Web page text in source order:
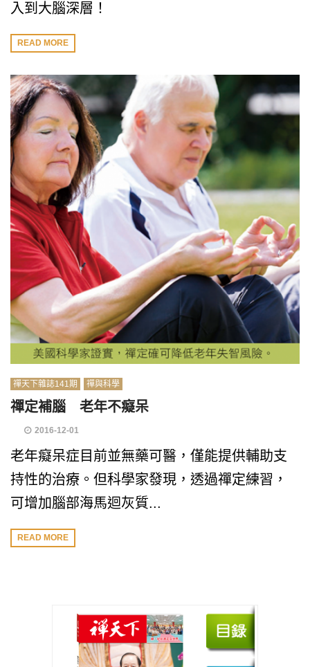
入到大腦深層！
READ MORE
禪天下雜誌141期 禪與科學
禪定補腦 老年不癡呆
2016-12-01
老年癡呆症目前並無藥可醫，僅能提供輔助支
持性的治療。但科學家發現，透過禪定練習，
可增加腦部海馬迴灰質...
READ MORE